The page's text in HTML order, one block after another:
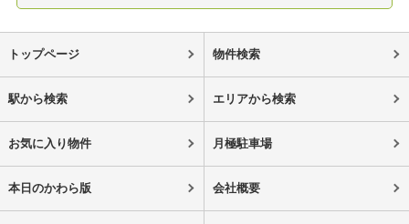
トップページ 物件検索
駅から検索 エリアから検索
お気に入り物件 月極駐車場
本日のかわら版 会社概要